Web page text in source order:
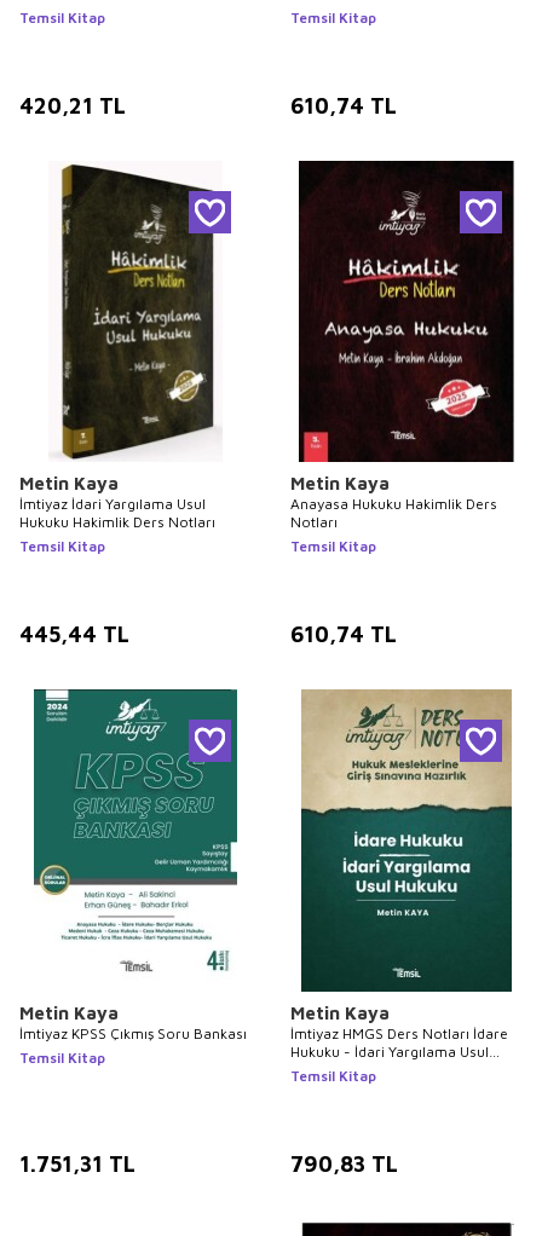
Temsil Kitap
420,21 TL
Temsil Kitap
610,74 TL
Metin Kaya
İmtiyaz İdari Yargılama Usul
Hukuku Hakimlik Ders Notları
Temsil Kitap
445,44 TL
Metin Kaya
Anayasa Hukuku Hakimlik Ders
Notları
Temsil Kitap
610,74 TL
Metin Kaya
İmtiyaz KPSS Çıkmış Soru Bankası
Temsil Kitap
1.751,31 TL
Metin Kaya
İmtiyaz HMGS Ders Notları İdare
Hukuku - İdari Yargılama Usul
Hukuku Ders Notu
Temsil Kitap
790,83 TL